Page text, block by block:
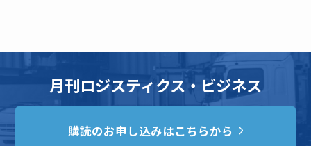
月刊ロジスティクス・ビジネス
購読のお申し込みはこちらから